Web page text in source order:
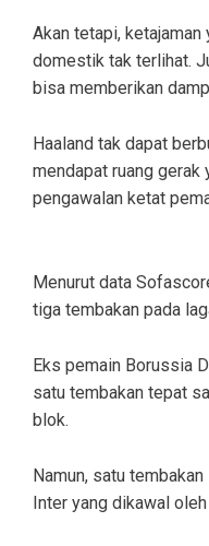
Akan tetapi,
domestik tak terlihat.
bisa memberikan
Haaland tak dapat
mendapat ruang gerak
pengawalan ketat
Menurut data
tiga tembakan pada
Eks pemain Borussia
satu tembakan tepat
blok.
Namun, satu
Inter yang dikawal oleh